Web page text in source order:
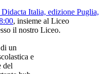
Didacta Italia, edizione Puglia,
, insieme al Liceo
il nostro Liceo.
un
e
del